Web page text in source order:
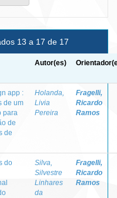
13 a 17 de 17
Autor(es)
app :
de um
para
de
de
Holanda,
Livia
Pereira
Fragelli,
Ricardo
Ramos
do
Silva,
Silvestre
Linhares
da
Fragelli,
Ricardo
Ramos